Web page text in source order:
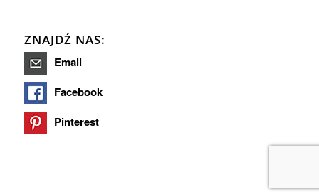
ZNAJDŹ NAS:
Email
Facebook
Pinterest